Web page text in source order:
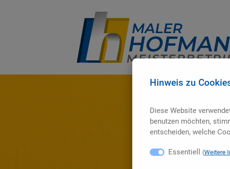
Hinweis zu
Diese Website
benutzen möchten,
entscheiden, welche
Essentiell (Weitere